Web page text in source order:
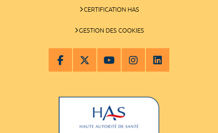
CERTIFICATION HAS
GESTION DES COOKIES